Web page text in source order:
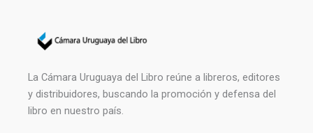
La Cámara Uruguaya del Libro reúne a libreros, editores
y distribuidores, buscando la promoción y defensa del
libro en nuestro país.